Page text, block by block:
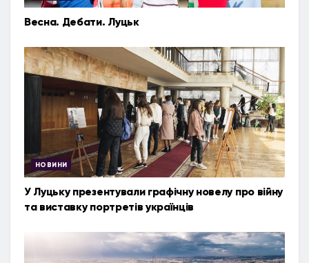
Весна. Дебати. Луцьк
НОВИНИ
У Луцьку презентували графічну новелу про війну
та виставку портретів українців